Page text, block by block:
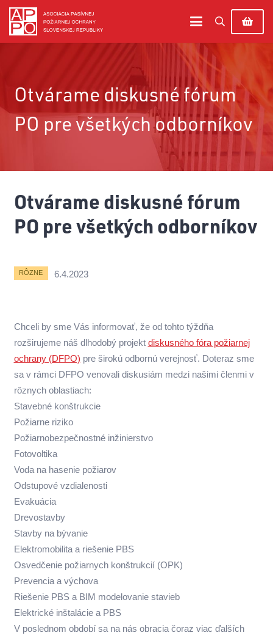
Otvárame diskusné fórum
PO pre všetkých odborníkov
Otvárame diskusné fórum
PO pre všetkých odborníkov
RÔZNE 6.4.2023
Chceli by sme Vás informovať, že od tohto týždňa
rozširujeme náš dlhodobý projekt diskusného fóra požiarnej
ochrany (DFPO) pre širokú odbornú verejnosť. Doteraz sme
sa v rámci DFPO venovali diskusiám medzi našimi členmi v
rôznych oblastiach:
Stavebné konštrukcie
Požiarne riziko
Požiarnobezpečnostné inžinierstvo
Fotovoltika
Voda na hasenie požiarov
Odstupové vzdialenosti
Evakuácia
Drevostavby
Stavby na bývanie
Elektromobilita a riešenie PBS
Osvedčenie požiarnych konštrukcií (OPK)
Prevencia a výchova
Riešenie PBS a BIM modelovanie stavieb
Elektrické inštalácie a PBS
V poslednom období sa na nás obracia čoraz viac ďalších